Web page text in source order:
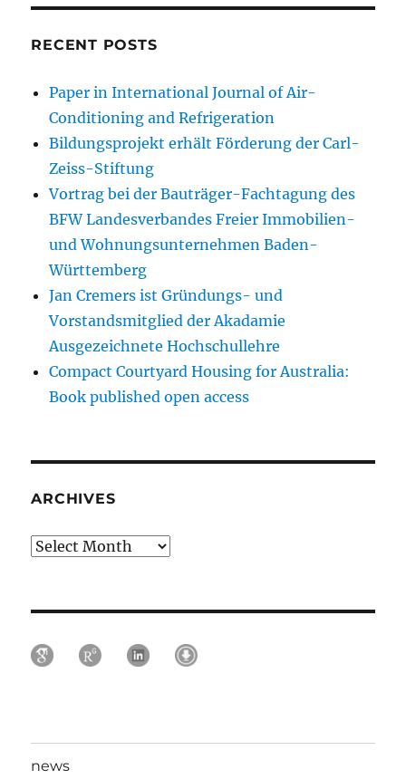
RECENT POSTS
Paper in International Journal of Air-
Conditioning and Refrigeration
Bildungsprojekt erhält Förderung der Carl-
Zeiss-Stiftung
Vortrag bei der Bauträger-Fachtagung des
BFW Landesverbandes Freier Immobilien-
und Wohnungsunternehmen Baden-
Württemberg
Jan Cremers ist Gründungs- und
Vorstandsmitglied der Akadamie
Ausgezeichnete Hochschullehre
Compact Courtyard Housing for Australia:
Book published open access
ARCHIVES
Archives
news